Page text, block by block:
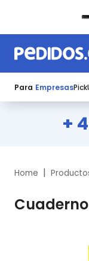
Para Empresas
+
Home |